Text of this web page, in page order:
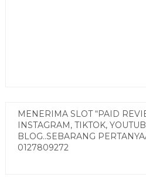
MENERIMA SLOT “PAID
INSTAGRAM, TIKTOK,
BLOG..SEBARANG
0127809272